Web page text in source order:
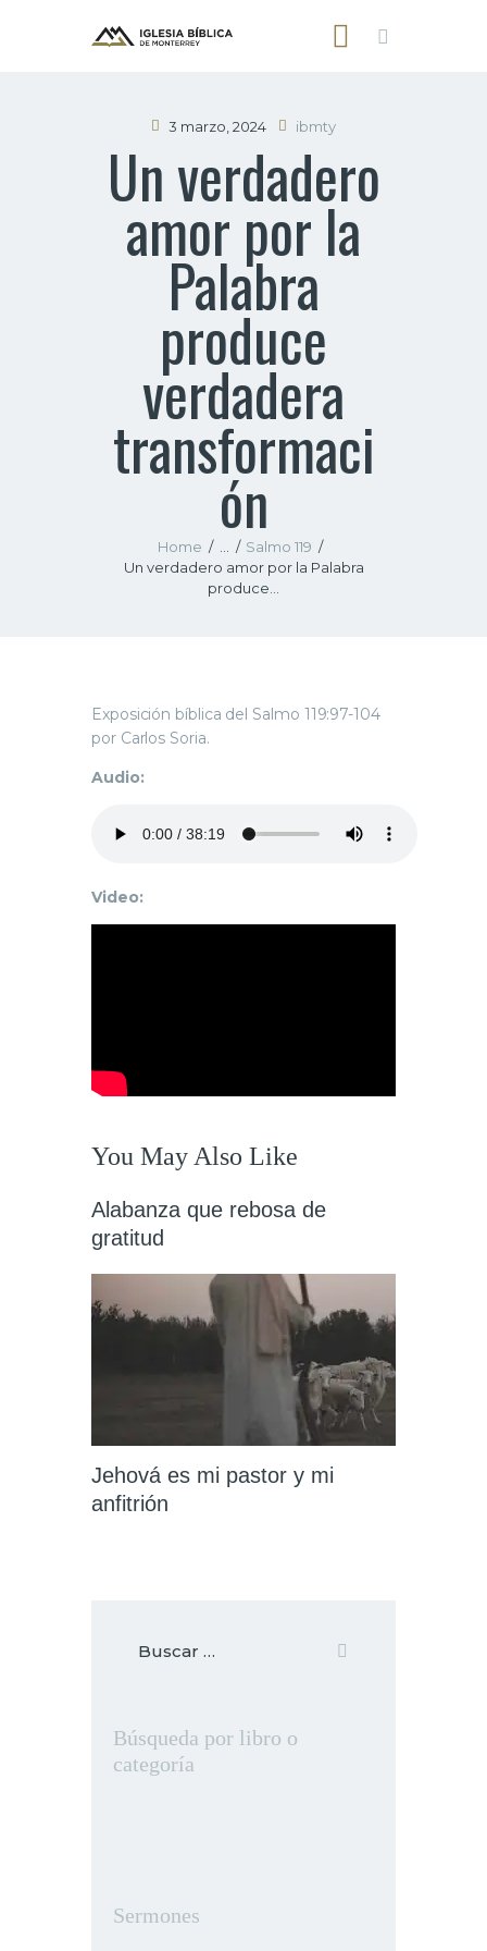
3 marzo, 2024 ibmty
Un verdadero
amor por la
Palabra
produce
verdadera
transformaci
ón
Home
Salmo 119
Un verdadero amor por la Palabra
produce...
INICIO
NOSOTROS
SERMONES
CONTACTO
Exposición bíblica del Salmo 119:97-104
por Carlos Soria.
Audio:
Video:
You May Also Like
Alabanza que rebosa de
gratitud
Jehová es mi pastor y mi
anfitrión
Búsqueda por libro o
categoría
Sermones